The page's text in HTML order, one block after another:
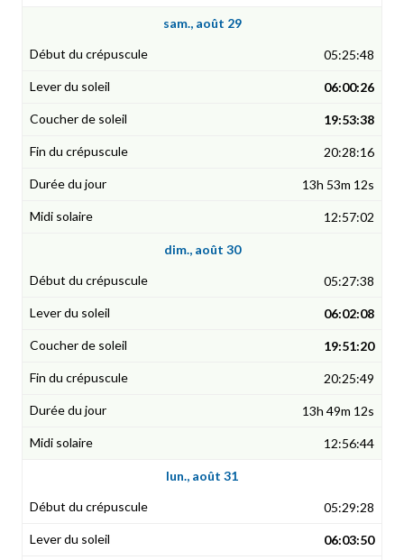
sam., août 29
05:25:48
06:00:26
19:53:38
20:28:16
13h 53m 12s
12:57:02
dim., août 30
05:27:38
06:02:08
19:51:20
20:25:49
13h 49m 12s
12:56:44
lun., août 31
05:29:28
06:03:50